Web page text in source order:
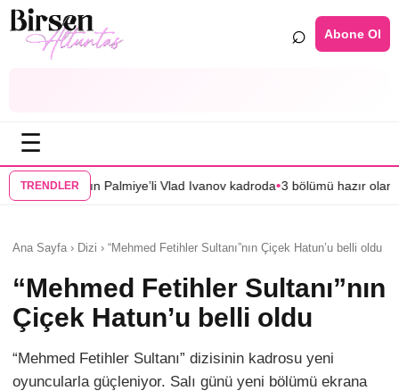
⌕ Abone Ol
☰
TRENDLERVlad Ivanov kadroda•3 bölümü hazır olan “Mercan Köşk”ün
Ana Sayfa › Dizi › “Mehmed Fetihler Sultanı”nın Çiçek Hatun’u belli oldu
“Mehmed Fetihler Sultanı”nın
Çiçek Hatun’u belli oldu
“Mehmed Fetihler Sultanı” dizisinin kadrosu yeni
oyuncularla güçleniyor. Salı günü yeni bölümü ekrana